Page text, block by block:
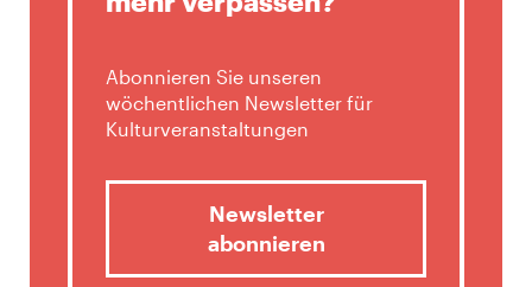
Abonnieren Sie unseren
wöchentlichen Newsletter für
Kulturveranstaltungen
Newsletter
abonnieren